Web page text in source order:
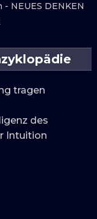
NEUES DENKEN
tragen
des
Intuition